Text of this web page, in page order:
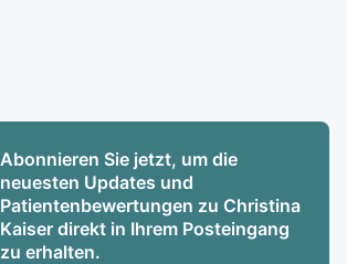
Abonnieren Sie jetzt, um die
neuesten Updates und
Patientenbewertungen zu Christina
Kaiser direkt in Ihrem Posteingang
zu erhalten.